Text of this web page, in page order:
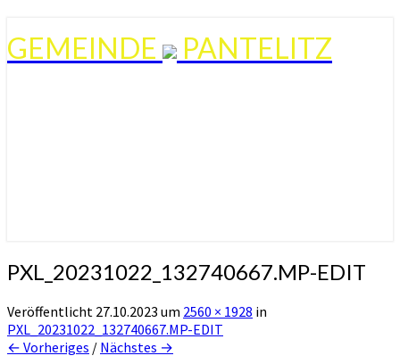
GEMEINDE PANTELITZ
PXL_20231022_132740667.MP-EDIT
Veröffentlicht 27.10.2023 um 2560 × 1928 in
PXL_20231022_132740667.MP-EDIT
← Vorheriges / Nächstes →